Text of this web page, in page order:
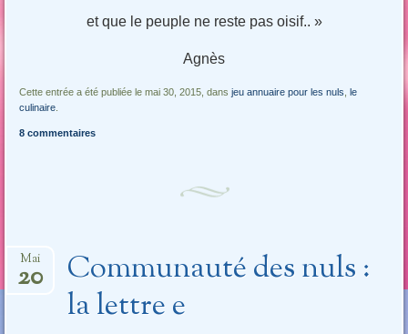
et que le peuple ne reste pas oisif.. »
Agnès
Cette entrée a été publiée le mai 30, 2015, dansjeu annuaire pour les nuls ,le
culinaire
8 commentaires
Communauté des nuls :
la lettre e
Mai
20